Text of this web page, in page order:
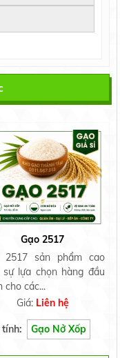
Gạo 2517
2517 sản phẩm cao
sự lựa chọn hàng đầu
cho các...
Giá: Liên hệ
Gạo Nở Xốp